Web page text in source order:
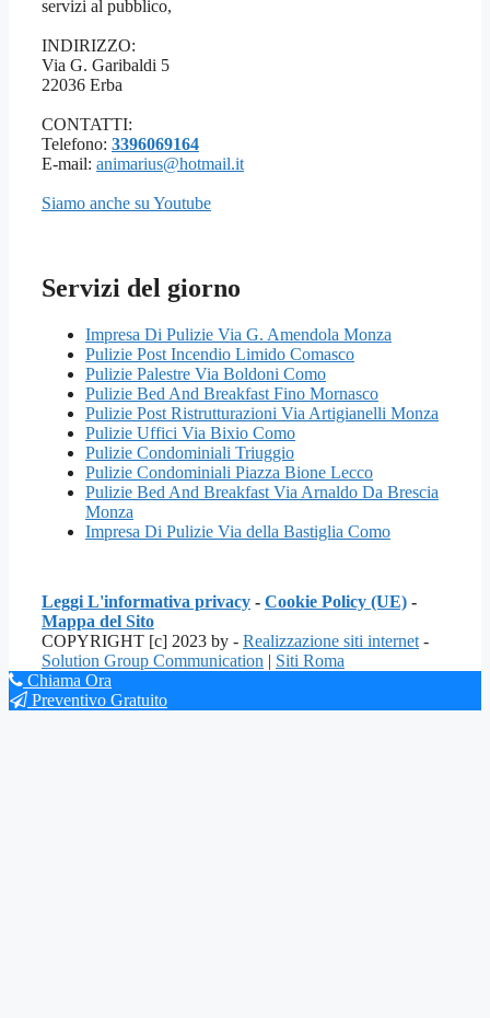
servizi al pubblico,
INDIRIZZO:
Via G. Garibaldi 5
22036 Erba
CONTATTI:
Telefono: 3396069164
E-mail: animarius@hotmail.it
Siamo anche su Youtube
Servizi del giorno
Impresa Di Pulizie Via G. Amendola Monza
Pulizie Post Incendio Limido Comasco
Pulizie Palestre Via Boldoni Como
Pulizie Bed And Breakfast Fino Mornasco
Pulizie Post Ristrutturazioni Via Artigianelli Monza
Pulizie Uffici Via Bixio Como
Pulizie Condominiali Triuggio
Pulizie Condominiali Piazza Bione Lecco
Pulizie Bed And Breakfast Via Arnaldo Da Brescia
Monza
Impresa Di Pulizie Via della Bastiglia Como
Leggi L'informativa privacy - Cookie Policy (UE) -
Mappa del Sito
COPYRIGHT [c] 2023 by - Realizzazione siti internet -
Solution Group Communication | Siti Roma
Chiama Ora
Preventivo Gratuito